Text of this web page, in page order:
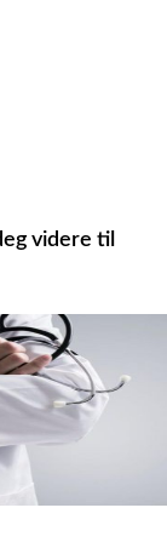
videre til